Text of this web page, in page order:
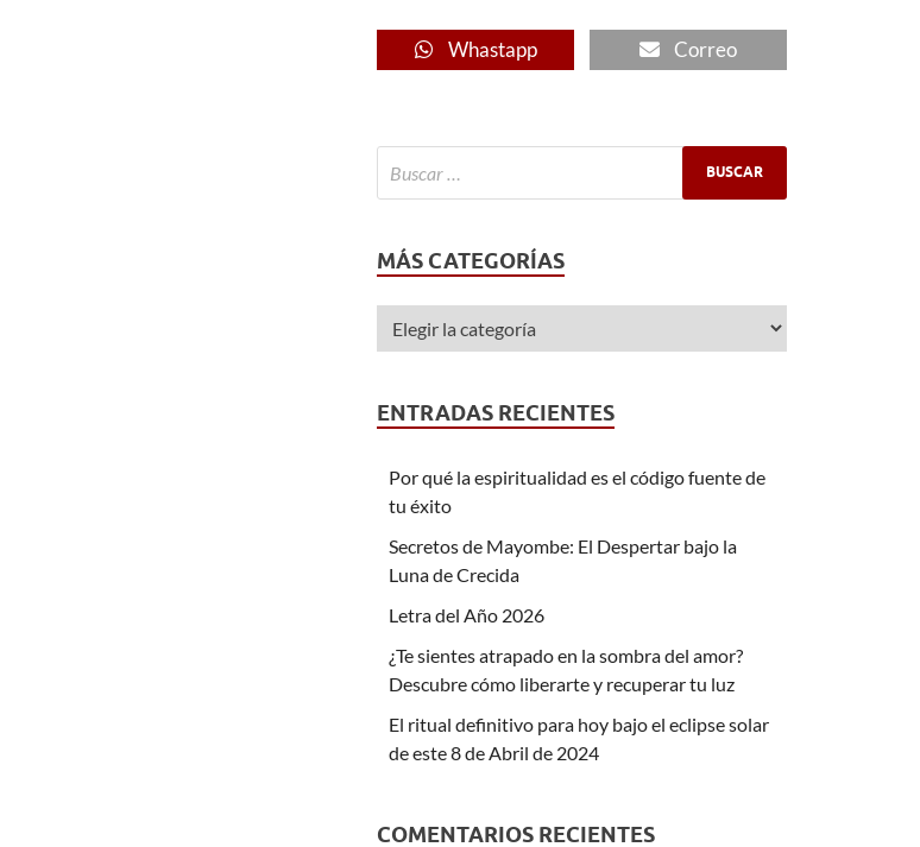
Whastapp Correo
MÁS CATEGORÍAS
ENTRADAS RECIENTES
Por qué la espiritualidad es el código fuente de
tu éxito
Secretos de Mayombe: El Despertar bajo la
Luna de Crecida
Letra del Año 2026
¿Te sientes atrapado en la sombra del amor?
Descubre cómo liberarte y recuperar tu luz
El ritual definitivo para hoy bajo el eclipse solar
de este 8 de Abril de 2024
COMENTARIOS RECIENTES